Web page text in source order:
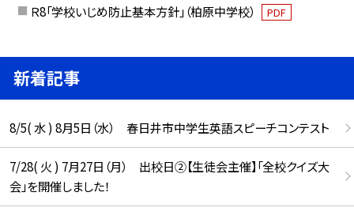
Ｒ8「学校いじめ防止基本方針」（柏原中学校） PDF
新着記事
8/5( 水 ) 8月5日（水） 春日井市中学生英語スピーチコンテスト
7/28( 火 ) 7月27日（月） 出校日②【生徒会主催】「全校クイズ大
会」を開催しました！